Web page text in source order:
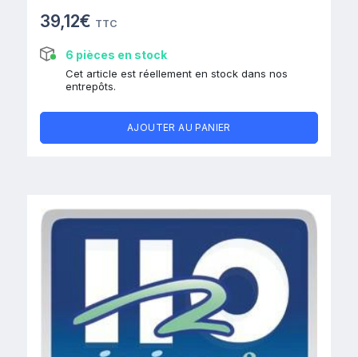
39,12€ TTC
6 pièces en stock
Cet article est réellement en stock dans nos
entrepôts.
AJOUTER AU PANIER